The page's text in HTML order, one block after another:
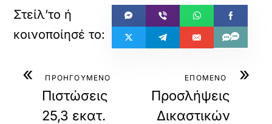
« ΠΡΟΗΓΟΥΜΕΝΟ
Πιστώσεις
25,3 εκατ.
»
ΕΠΟΜΕΝΟ
Προσλήψεις
Δικαστικών